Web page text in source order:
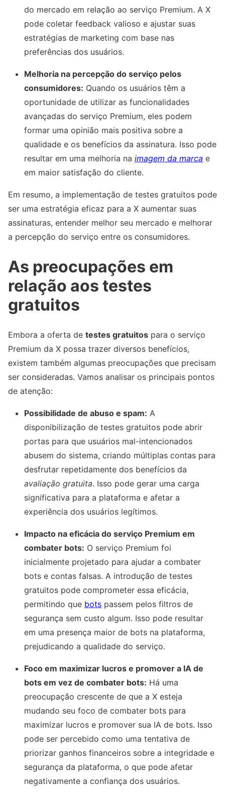
do mercado em relação ao serviço Premium. A X
pode coletar feedback valioso e ajustar suas
estratégias de marketing com base nas
preferências dos usuários.
Melhoria na percepção do serviço pelos
consumidores: Quando os usuários têm a
oportunidade de utilizar as funcionalidades
avançadas do serviço Premium, eles podem
formar uma opinião mais positiva sobre a
qualidade e os benefícios da assinatura. Isso pode
resultar em uma melhoria na imagem da marca e
em maior satisfação do cliente.
Em resumo, a implementação de testes gratuitos pode
ser uma estratégia eficaz para a X aumentar suas
assinaturas, entender melhor seu mercado e melhorar
a percepção do serviço entre os consumidores.
As preocupações em
relação aos testes
gratuitos
Embora a oferta de testes gratuitos para o serviço
Premium da X possa trazer diversos benefícios,
existem também algumas preocupações que precisam
ser consideradas. Vamos analisar os principais pontos
de atenção:
Possibilidade de abuso e spam: A
disponibilização de testes gratuitos pode abrir
portas para que usuários mal-intencionados
abusem do sistema, criando múltiplas contas para
desfrutar repetidamente dos benefícios da
avaliação gratuita. Isso pode gerar uma carga
significativa para a plataforma e afetar a
experiência dos usuários legítimos.
Impacto na eficácia do serviço Premium em
combater bots: O serviço Premium foi
inicialmente projetado para ajudar a combater
bots e contas falsas. A introdução de testes
gratuitos pode comprometer essa eficácia,
permitindo que bots passem pelos filtros de
segurança sem custo algum. Isso pode resultar
em uma presença maior de bots na plataforma,
prejudicando a qualidade do serviço.
Foco em maximizar lucros e promover a IA de
bots em vez de combater bots: Há uma
preocupação crescente de que a X esteja
mudando seu foco de combater bots para
maximizar lucros e promover sua IA de bots. Isso
pode ser percebido como uma tentativa de
priorizar ganhos financeiros sobre a integridade e
segurança da plataforma, o que pode afetar
negativamente a confiança dos usuários.